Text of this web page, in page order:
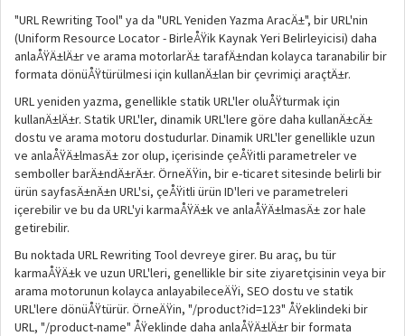
"URL Rewriting Tool" ya da "URL Yeniden Yazma AracÄ±", bir URL'nin
(Uniform Resource Locator - BirleÅŸik Kaynak Yeri Belirleyicisi) daha
anlaÅŸÄ±lÄ±r ve arama motorlarÄ± tarafÄ±ndan kolayca taranabilir bir
formata dönüÅŸtürülmesi için kullanÄ±lan bir çevrimiçi araçtÄ±r.
URL yeniden yazma, genellikle statik URL'ler oluÅŸturmak için
kullanÄ±lÄ±r. Statik URL'ler, dinamik URL'lere göre daha kullanÄ±cÄ±
dostu ve arama motoru dostudurlar. Dinamik URL'ler genellikle uzun
ve anlaÅŸÄ±lmasÄ± zor olup, içerisinde çeÅŸitli parametreler ve
semboller barÄ±ndÄ±rÄ±r. ÖrneÄŸin, bir e-ticaret sitesinde belirli bir
ürün sayfasÄ±nÄ±n URL'si, çeÅŸitli ürün ID'leri ve parametreleri
içerebilir ve bu da URL'yi karmaÅŸÄ±k ve anlaÅŸÄ±lmasÄ± zor hale
getirebilir.
Bu noktada URL Rewriting Tool devreye girer. Bu araç, bu tür
karmaÅŸÄ±k ve uzun URL'leri, genellikle bir site ziyaretçisinin veya bir
arama motorunun kolayca anlayabileceÄŸi, SEO dostu ve statik
URL'lere dönüÅŸtürür. ÖrneÄŸin, "/product?id=123" ÅŸeklindeki bir
URL, "/product-name" ÅŸeklinde daha anlaÅŸÄ±lÄ±r bir formata